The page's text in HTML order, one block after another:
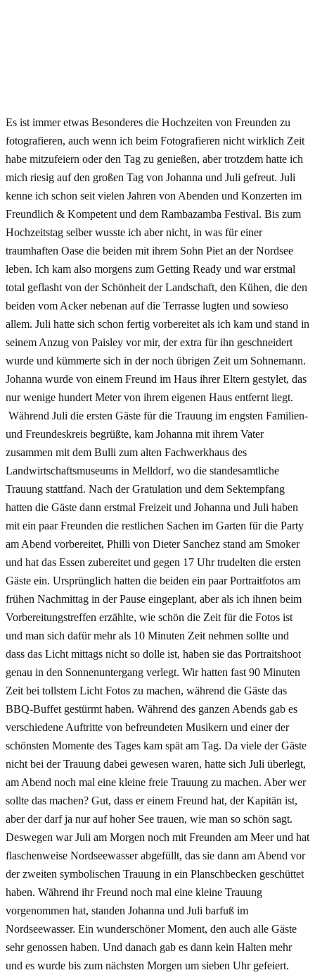
Es ist immer etwas Besonderes die Hochzeiten von Freunden zu
fotografieren, auch wenn ich beim Fotografieren nicht wirklich Zeit
habe mitzufeiern oder den Tag zu genießen, aber trotzdem hatte ich
mich riesig auf den großen Tag von Johanna und Juli gefreut. Juli
kenne ich schon seit vielen Jahren von Abenden und Konzerten im
Freundlich & Kompetent und dem Rambazamba Festival. Bis zum
Hochzeitstag selber wusste ich aber nicht, in was für einer
traumhaften Oase die beiden mit ihrem Sohn Piet an der Nordsee
leben. Ich kam also morgens zum Getting Ready und war erstmal
total geflasht von der Schönheit der Landschaft, den Kühen, die den
beiden vom Acker nebenan auf die Terrasse lugten und sowieso
allem. Juli hatte sich schon fertig vorbereitet als ich kam und stand in
seinem Anzug von Paisley vor mir, der extra für ihn geschneidert
wurde und kümmerte sich in der noch übrigen Zeit um Sohnemann.
Johanna wurde von einem Freund im Haus ihrer Eltern gestylet, das
nur wenige hundert Meter von ihrem eigenen Haus entfernt liegt.
Während Juli die ersten Gäste für die Trauung im engsten Familien-
und Freundeskreis begrüßte, kam Johanna mit ihrem Vater
zusammen mit dem Bulli zum alten Fachwerkhaus des
Landwirtschaftsmuseums in Melldorf, wo die standesamtliche
Trauung stattfand. Nach der Gratulation und dem Sektempfang
hatten die Gäste dann erstmal Freizeit und Johanna und Juli haben
mit ein paar Freunden die restlichen Sachen im Garten für die Party
am Abend vorbereitet, Philli von Dieter Sanchez stand am Smoker
und hat das Essen zubereitet und gegen 17 Uhr trudelten die ersten
Gäste ein. Ursprünglich hatten die beiden ein paar Portraitfotos am
frühen Nachmittag in der Pause eingeplant, aber als ich ihnen beim
Vorbereitungstreffen erzählte, wie schön die Zeit für die Fotos ist
und man sich dafür mehr als 10 Minuten Zeit nehmen sollte und
dass das Licht mittags nicht so dolle ist, haben sie das Portraitshoot
genau in den Sonnenuntergang verlegt. Wir hatten fast 90 Minuten
Zeit bei tollstem Licht Fotos zu machen, während die Gäste das
BBQ-Buffet gestürmt haben. Während des ganzen Abends gab es
verschiedene Auftritte von befreundeten Musikern und einer der
schönsten Momente des Tages kam spät am Tag. Da viele der Gäste
nicht bei der Trauung dabei gewesen waren, hatte sich Juli überlegt,
am Abend noch mal eine kleine freie Trauung zu machen. Aber wer
sollte das machen? Gut, dass er einem Freund hat, der Kapitän ist,
aber der darf ja nur auf hoher See trauen, wie man so schön sagt.
Deswegen war Juli am Morgen noch mit Freunden am Meer und hat
flaschenweise Nordseewasser abgefüllt, das sie dann am Abend vor
der zweiten symbolischen Trauung in ein Planschbecken geschüttet
haben. Während ihr Freund noch mal eine kleine Trauung
vorgenommen hat, standen Johanna und Juli barfuß im
Nordseewasser. Ein wunderschöner Moment, den auch alle Gäste
sehr genossen haben. Und danach gab es dann kein Halten mehr
und es wurde bis zum nächsten Morgen um sieben Uhr gefeiert.